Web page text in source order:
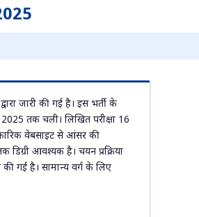
जारी की गई है। इस भर्ती के
तक चली। लिखित परीक्षा 16
वेबसाइट से आंसर की
डिग्री आवश्यक है। चयन प्रक्रिया
गई है। सामान्य वर्ग के लिए